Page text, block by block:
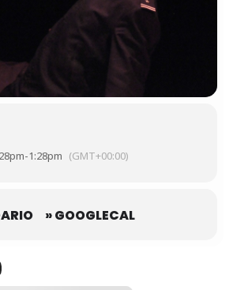
-1:28pm (GMT+00:00)
» GOOGLECAL